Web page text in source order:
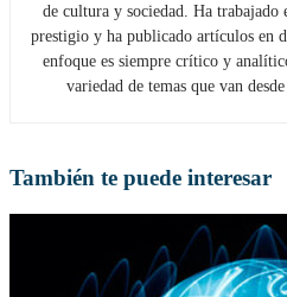
de cultura y sociedad. Ha trabajado
prestigio y ha publicado artículos en
enfoque es siempre crítico y
variedad de temas que van
También te puede interesar